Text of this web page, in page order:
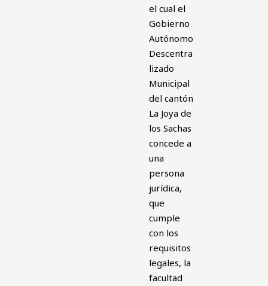
el cual el
Gobierno
Autónomo
Descentra
lizado
Municipal
del cantón
La Joya de
los Sachas
concede a
una
persona
jurídica,
que
cumple
con los
requisitos
legales, la
facultad